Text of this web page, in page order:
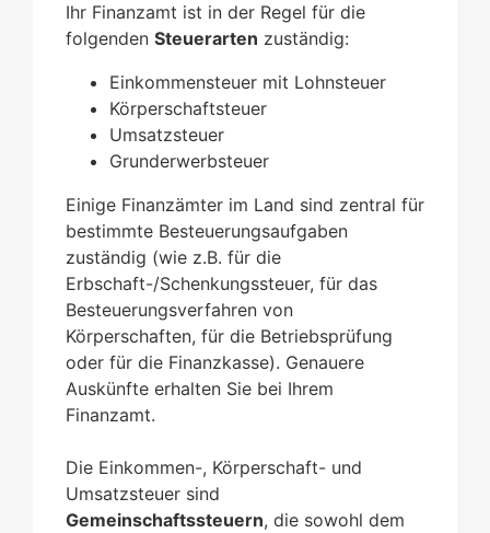
Ihr Finanzamt ist in der Regel für die
folgenden Steuerarten zuständig:
Einkommensteuer mit Lohnsteuer
Körperschaftsteuer
Umsatzsteuer
Grunderwerbsteuer
Einige Finanzämter im Land sind zentral für
bestimmte Besteuerungsaufgaben
zuständig (wie z.B. für die
Erbschaft-/Schenkungssteuer, für das
Besteuerungsverfahren von
Körperschaften, für die Betriebsprüfung
oder für die Finanzkasse). Genauere
Auskünfte erhalten Sie bei Ihrem
Finanzamt.
Die Einkommen-, Körperschaft- und
Umsatzsteuer sind
Gemeinschaftssteuern, die sowohl dem